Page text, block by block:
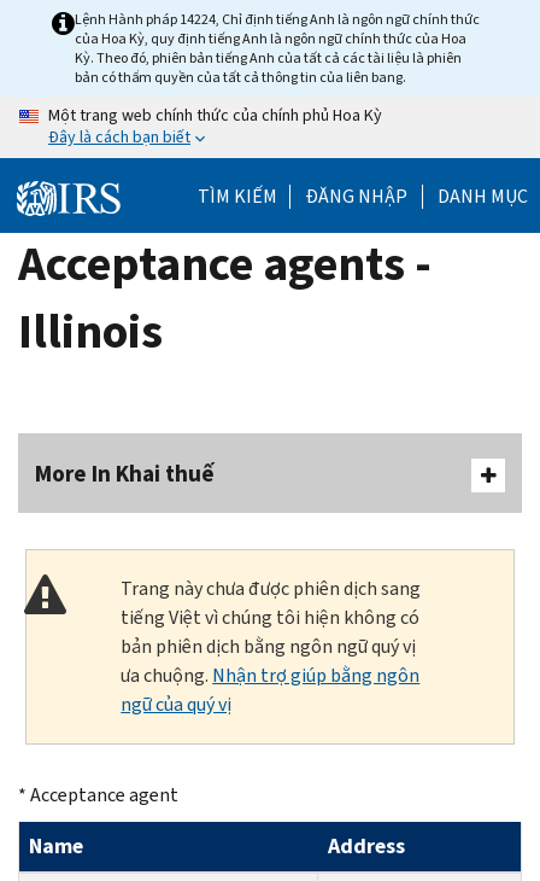
Lệnh Hành pháp 14224, Chỉ định tiếng Anh là ngôn ngữ chính thức
của Hoa Kỳ, quy định tiếng Anh là ngôn ngữ chính thức của Hoa
Kỳ. Theo đó, phiên bản tiếng Anh của tất cả các tài liệu là phiên
bản có thẩm quyền của tất cả thông tin của liên bang.
Một trang web chính thức của chính phủ Hoa Kỳ
Đây là cách bạn biết
TÌM KIẾM ĐĂNG NHẬP DANH MỤC
Acceptance agents -
Illinois
More In Khai thuế
Trang này chưa được phiên dịch sang
tiếng Việt vì chúng tôi hiện không có
bản phiên dịch bằng ngôn ngữ quý vị
ưa chuộng. Nhận trợ giúp bằng ngôn
ngữ của quý vị
* Acceptance agent
Name Address